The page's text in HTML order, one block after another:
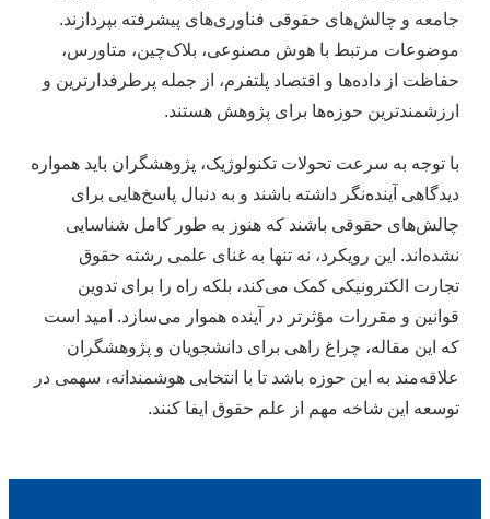
جامعه و چالش‌های حقوقی فناوری‌های پیشرفته بپردازند.
موضوعات مرتبط با هوش مصنوعی، بلاک‌چین، متاورس،
حفاظت از داده‌ها و اقتصاد پلتفرم، از جمله پرطرفدارترین و
ارزشمندترین حوزه‌ها برای پژوهش هستند.
با توجه به سرعت تحولات تکنولوژیک، پژوهشگران باید همواره
دیدگاهی آینده‌نگر داشته باشند و به دنبال پاسخ‌هایی برای
چالش‌های حقوقی باشند که هنوز به طور کامل شناسایی
نشده‌اند. این رویکرد، نه تنها به غنای علمی رشته حقوق
تجارت الکترونیکی کمک می‌کند، بلکه راه را برای تدوین
قوانین و مقررات مؤثرتر در آینده هموار می‌سازد. امید است
که این مقاله، چراغ راهی برای دانشجویان و پژوهشگران
علاقه‌مند به این حوزه باشد تا با انتخابی هوشمندانه، سهمی در
توسعه این شاخه مهم از علم حقوق ایفا کنند.